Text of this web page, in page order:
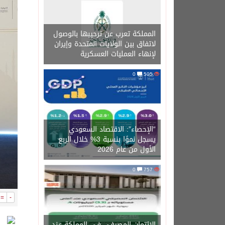
المملكة تعرب عن ترحيبها بالوصول
لاتفاق بين الولايات المتحدة وإيران
لإنهاء العمليات العسكرية
505
“الإحصاء”: الاقتصاد السعودي
يسجل نموًا بنسبة 3% خلال الربع
الأول من عام 2026
757
0
= -